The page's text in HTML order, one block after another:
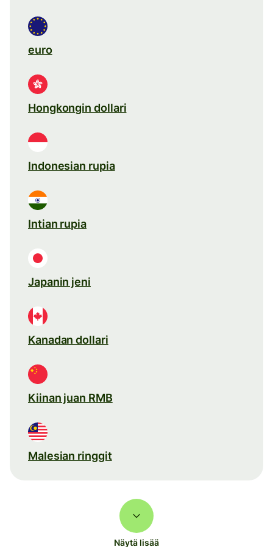
euro
Hongkongin dollari
Indonesian rupia
Intian rupia
Japanin jeni
Kanadan dollari
Kiinan juan RMB
Malesian ringgit
Näytä lisää